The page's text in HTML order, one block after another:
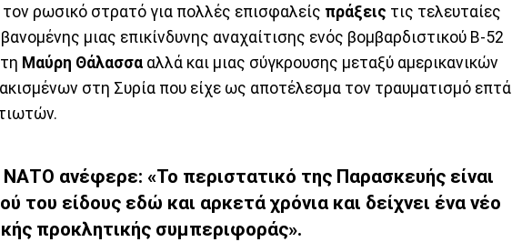
ρωσικό στρατό για πολλές επισφαλείς πράξεις τις τελευταίες
μιας επικίνδυνης αναχαίτισης ενός βομβαρδιστικού B-52
Μαύρη Θάλασσα αλλά και μιας σύγκρουσης μεταξύ αμερικανικών
στη Συρία που είχε ως αποτέλεσμα τον τραυματισμό επτά
ανέφερε: «Το περιστατικό της Παρασκευής είναι
του είδους εδώ και αρκετά χρόνια και δείχνει ένα νέο
προκλητικής συμπεριφοράς».